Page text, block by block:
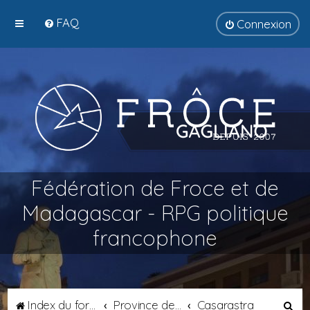
FAQ Connexion
Fédération de Froce et de
Madagascar - RPG politique
francophone
Index du forum Casarastra